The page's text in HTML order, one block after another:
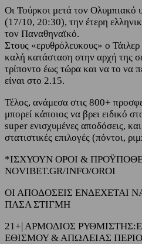
Οι Τούρκοι μετά τον Ολυμπιακό
(17/10, 20:30), την έτερη
τον Παναθηναϊκό.
Στους «ερυθρόλευκους» ο
καλή κατάσταση στην αρχή της
τρίποντο έως τώρα και να το να
είναι στο 2.15.
Τέλος, ανάμεσα στις 800+
μπορεί κάποιος να βρει ειδικό
super ενισχυμένες αποδόσεις,
στατιστικές επιλογές (πόντοι,
*ΙΣΧΥΟΥΝ ΟΡΟΙ &
NOVIBET.GR/INFO/OROI
ΟΙ ΑΠΟΔΟΣΕΙΣ ΕΝΔΕΧΕΤΑΙ
ΠΑΣΑ ΣΤΙΓΜΗ
21+| ΑΡΜΟΔΙΟΣ
ΕΘΙΣΜΟΥ & ΑΠΩΛΕΙΑΣ